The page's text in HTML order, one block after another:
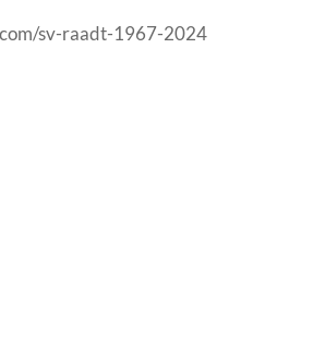
sv-raadt-1967-2024